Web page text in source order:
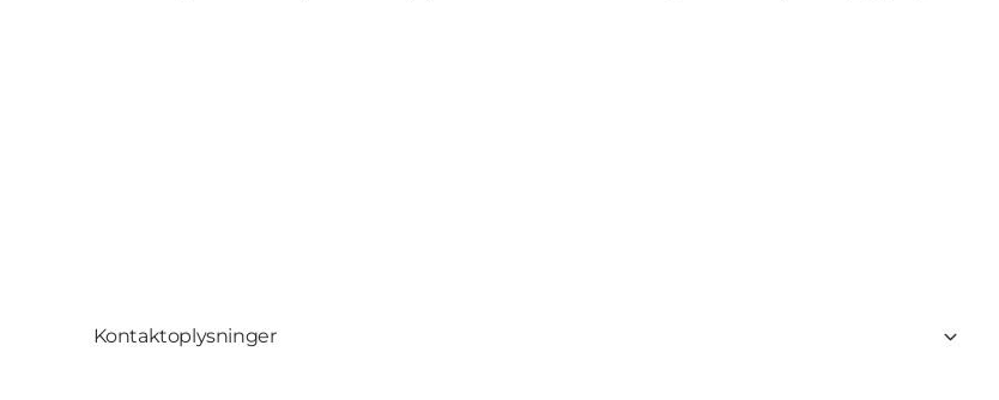
Kontaktoplysninger